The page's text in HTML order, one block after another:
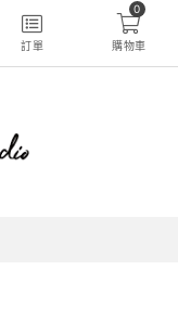
訂單
0
購物車